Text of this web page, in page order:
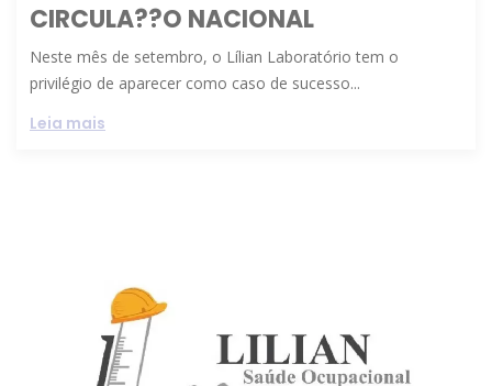
CIRCULA??O NACIONAL
Neste mês de setembro, o Lílian Laboratório tem o
privilégio de aparecer como caso de sucesso...
Leia mais